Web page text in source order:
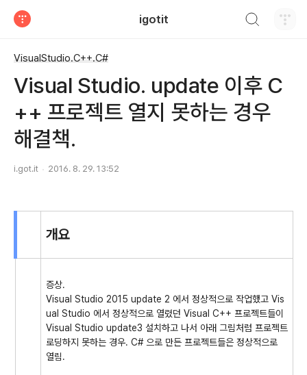
igotit
VisualStudio.C++.C#
Visual Studio. update 이후 C
++ 프로젝트 열지 못하는 경우
해결책.
i.got.it 2016. 8. 29. 13:52
개요
증상.
Visual Studio 2015 update 2 에서 정상적으로 작업했고 Vis
ual Studio 에서 정상적으로 열렸던 Visual C++ 프로젝트들이
Visual Studio update3 설치하고 나서 아래 그림처럼 프로젝트
로딩하지 못하는 경우. C# 으로 만든 프로젝트들은 정상적으로
열림.